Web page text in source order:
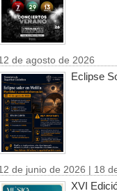
de agosto de 2026
Eclipse
de junio de 2026 | 18
XVI